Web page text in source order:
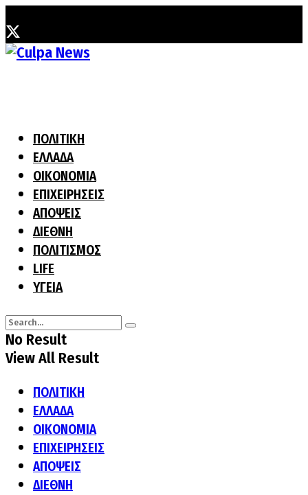
ΠΟΛΙΤΙΚΗ
ΕΛΛΑΔΑ
ΟΙΚΟΝΟΜΙΑ
ΕΠΙΧΕΙΡΗΣΕΙΣ
ΑΠΟΨΕΙΣ
ΔΙΕΘΝΗ
ΠΟΛΙΤΙΣΜΟΣ
LIFE
ΥΓΕΙΑ
No Result
View All Result
ΠΟΛΙΤΙΚΗ
ΕΛΛΑΔΑ
ΟΙΚΟΝΟΜΙΑ
ΕΠΙΧΕΙΡΗΣΕΙΣ
ΑΠΟΨΕΙΣ
ΔΙΕΘΝΗ